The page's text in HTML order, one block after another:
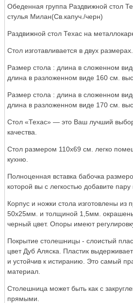
Обеденная группа Раздвижной стол
стулья Милан(Св.капуч./черн)
Раздвижной стол Техас на
Стол изготавливается в двух размерах.
Размер стола : длина в сложенном
длина в разложенном виде 160 см.
Размер стола : длина в сложенном
длина в разложенном виде 170 см.
Стол «Техас» — это Ваш лучший
качества.
Стол размером 110х69 см. легко
кухню.
Полноценная вставка бабочка
которой вы с легкостью добавите пару
Корпус и ножки стола изготовлены из
50х25мм. и толщиной 1,5мм.
черный цвет. Опоры имеют
Покрытие столешницы - слоистый
цвет Дуб Аляска. Пластик
и устойчив к истиранию. Это самый
материал.
Столешница может быть как с
прямыми.